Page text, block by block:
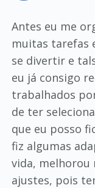
Antes eu me
muitas tarefas
se divertir e
eu já consigo
trabalhados
de ter
que eu posso
fiz algumas
vida, melhorou
ajustes, pois